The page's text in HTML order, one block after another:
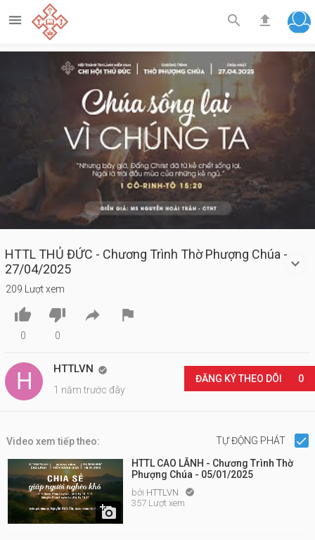
  
Play
Video
HTTL THỦ ĐỨC - Chương Trình Thờ Phượng Chúa -
27/04/2025
209 Lượt xem

0

0
 
HTTLVN 
1 năm trước đây
ĐĂNG KÝ THEO DÕI 0
Video xem tiếp theo: TỰ ĐỘNG PHÁT

HTTL CAO LÃNH - Chương Trình Thờ
Phượng Chúa - 05/01/2025
bởi HTTLVN 
357 Lượt xem